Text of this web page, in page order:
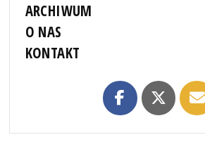
ARCHIWUM
O NAS
KONTAKT